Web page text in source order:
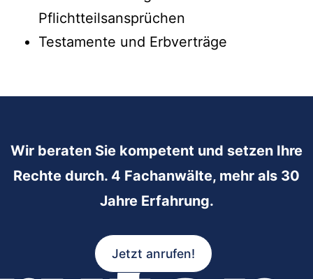
Pflichtteilsansprüchen
Testamente und Erbverträge
Wir beraten Sie kompetent und setzen Ihre
Rechte durch. 4 Fachanwälte, mehr als 30
Jahre Erfahrung.
Jetzt anrufen!